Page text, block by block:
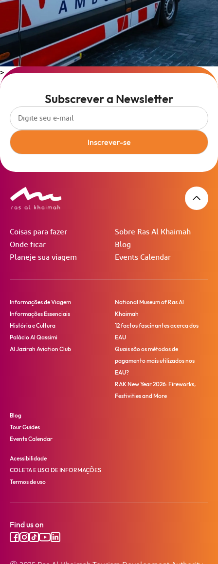
>
Subscrever a Newsletter
Inscrever-se
Coisas para fazer
Onde ficar
Planeje sua viagem
Sobre Ras Al Khaimah
Blog
Events Calendar
Informações de Viagem
Informações Essenciais
História e Cultura
Palácio Al Qassimi
Al Jazirah Aviation Club
National Museum of Ras Al
Khaimah
12 factos fascinantes acerca dos
EAU
Quais são os métodos de
pagamento mais utilizados nos
EAU?
RAK New Year 2026: Fireworks,
Festivities and More
Blog
Tour Guides
Events Calendar
Acessibilidade
COLETA E USO DE INFORMAÇÕES
Termos de uso
Find us on